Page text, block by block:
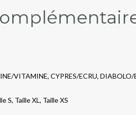
VITAMINE, CYPRES/ECRU,
S, Taille XL, Taille XS